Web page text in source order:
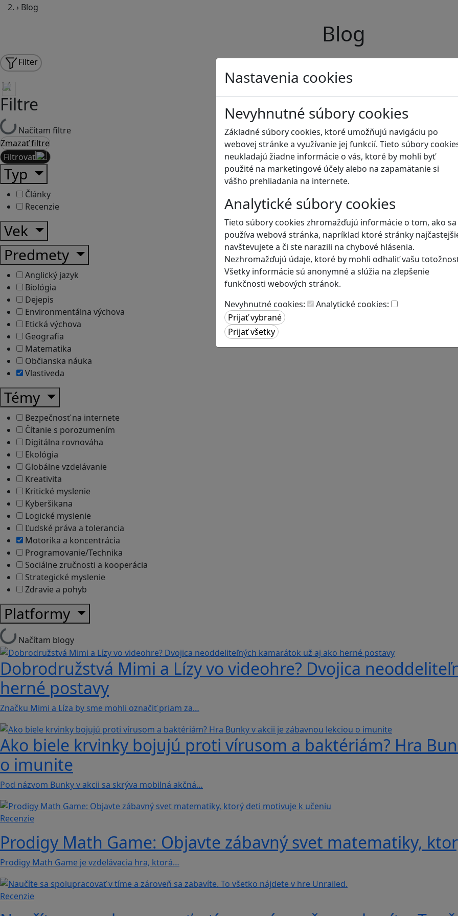
Nastavenia cookies
Nevyhnutné súbory cookies
Základné súbory cookies, ktoré umožňujú navigáciu po
webovej stránke a využívanie jej funkcií. Tieto súbory
neukladajú žiadne informácie o vás, ktoré by mohli byť
použité na marketingové účely alebo na zapamätanie si
vášho prehliadania na internete.
Analytické súbory cookies
Tieto súbory cookies zhromažďujú informácie o tom, ako sa
používa webová stránka, napríklad ktoré stránky
navštevujete a či ste narazili na chybové hlásenia.
Nezhromažďujú údaje, ktoré by mohli odhaliť vašu
Všetky informácie sú anonymné a slúžia na zlepšenie
funkčnosti webových stránok.
Nevyhnutné cookies:
Analytické cookies:
› Blog
Blog
Filter
Filtre
Načítam filtre
Zmazať filtre
Filtrovať
Typ
Články
Recenzie
Vek
Predmety
Anglický jazyk
Biológia
Dejepis
Environmentálna výchova
Etická výchova
Geografia
Matematika
Občianska náuka
Vlastiveda
Témy
Bezpečnosť na internete
Čítanie s porozumením
Digitálna rovnováha
Ekológia
Globálne vzdelávanie
Kreativita
Kritické myslenie
Kyberšikana
Logické myslenie
Ľudské práva a tolerancia
Motorika a koncentrácia
Programovanie/Technika
Sociálne zručnosti a kooperácia
Strategické myslenie
Zdravie a pohyb
Platformy
Načítam blogy
Dobrodružstvá Mimi a Lízy vo videohre? Dvojica
herné postavy
Značku Mimi a Líza by sme mohli označiť priam za…
Ako biele krvinky bojujú proti vírusom a baktériám? Hra
o imunite
Pod názvom Bunky v akcii sa skrýva mobilná akčná…
Recenzie
Prodigy Math Game: Objavte zábavný svet matematiky,
Prodigy Math Game je vzdelávacia hra, ktorá…
Recenzie